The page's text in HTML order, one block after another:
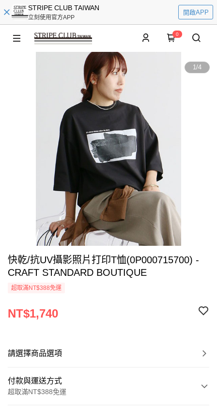
STRIPE CLUB TAIWAN
立刻使用官方APP
開啟APP
0
1/4
快乾/抗UV攝影照片打印T恤(0P000715700) -
CRAFT STANDARD BOUTIQUE
超取滿NT$388免運
NT$1,740
請選擇商品選項
付款與運送方式
超取滿NT$388免運